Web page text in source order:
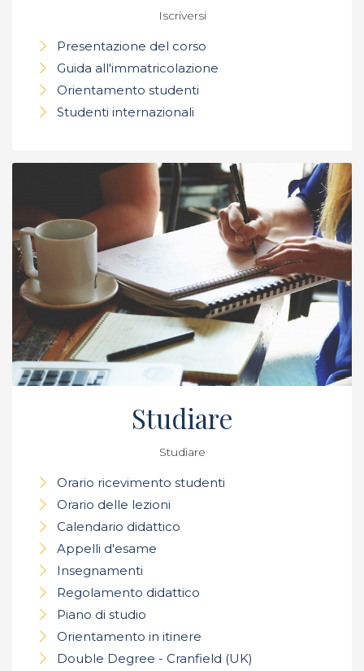
Iscriversi
Presentazione del corso
Guida all'immatricolazione
Orientamento studenti
Studenti internazionali
Studiare
Studiare
Orario ricevimento studenti
Orario delle lezioni
Calendario didattico
Appelli d'esame
Insegnamenti
Regolamento didattico
Piano di studio
Orientamento in itinere
Double Degree - Cranfield (UK)